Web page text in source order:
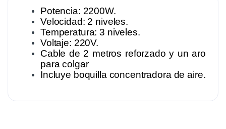
Potencia: 2200W.
Velocidad: 2 niveles.
Temperatura: 3 niveles.
Voltaje: 220V.
Cable de 2 metros reforzado y un aro
para colgar
Incluye boquilla concentradora de aire.